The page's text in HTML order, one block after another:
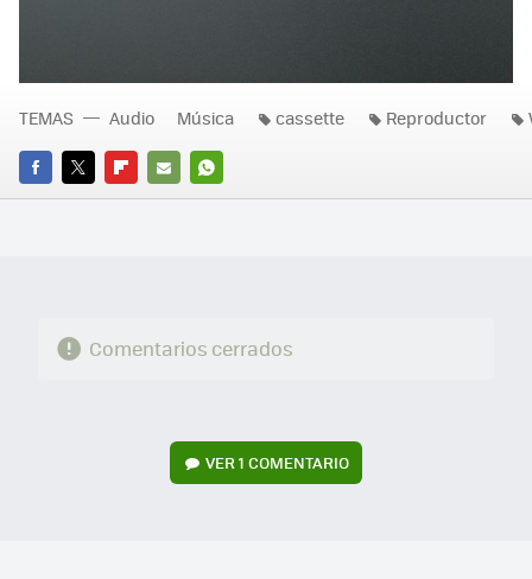
FACEBOOK
TWITTERFLIPBOARD
E-
WHATSAPP
TEMAS Audio Música cassette Reproductor
Comentarios cerrados
VER1 COMENTARIO